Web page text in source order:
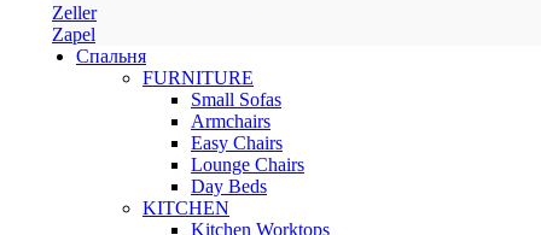
Zeller
Zapel
Спальня
FURNITURE
Small Sofas
Armchairs
Easy Chairs
Lounge Chairs
Day Beds
KITCHEN
Kitchen Worktops